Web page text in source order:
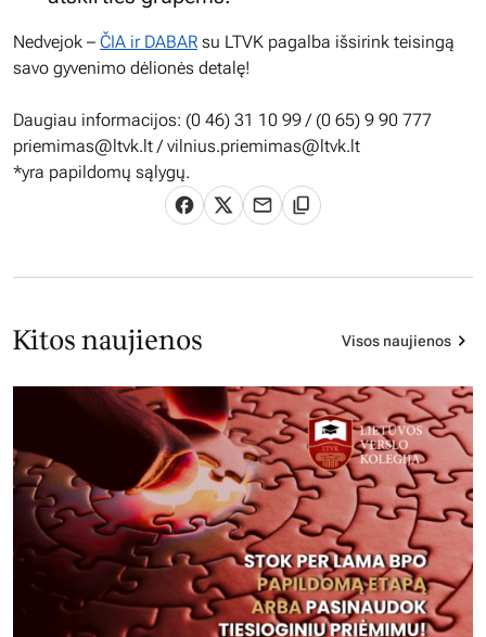
Nedvejok – ČIA ir DABAR su LTVK pagalba išsirink teisingą
savo gyvenimo dėlionės detalę!
Daugiau informacijos: (0 46) 31 10 99 / (0 65) 9 90 777
priemimas@ltvk.lt/ vilnius.priemimas@ltvk.lt
*yra papildomų sąlygų.
Kitos naujienos Visos naujienos